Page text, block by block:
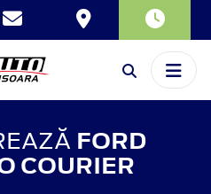
FORD
COURIER